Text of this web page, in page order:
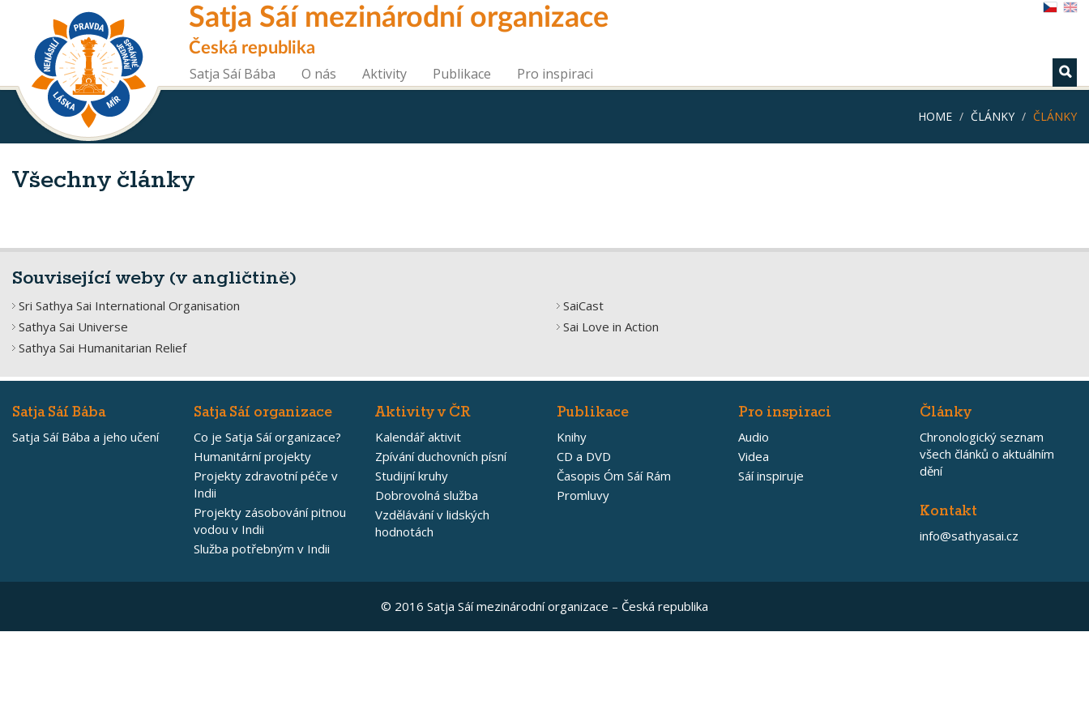
content
Satja Sáí mezinárodní organizace
Česká republika
Satja Sáí Bába
O nás Aktivity Publikace Pro inspiraci
HOME ČLÁNKY ČLÁNKY
Všechny články
Související weby (v angličtině)
Sri Sathya Sai International Organisation
Sathya Sai Universe
Sathya Sai Humanitarian Relief
SaiCast
Sai Love in Action
Satja Sáí Bába
Satja Sáí Bába a jeho učení
Satja Sáí organizace
Co je Satja Sáí organizace?
Humanitární projekty
Projekty zdravotní péče v
Indii
Projekty zásobování pitnou
vodou v Indii
Služba potřebným v Indii
Aktivity v ČR
Kalendář aktivit
Zpívání duchovních písní
Studijní kruhy
Dobrovolná služba
Vzdělávání v lidských
hodnotách
Publikace
Knihy
CD a DVD
Časopis Óm Sáí Rám
Promluvy
Pro inspiraci
Audio
Videa
Sáí inspiruje
Články
Chronologický seznam
všech článků o aktuálním
dění
Kontakt
info@sathyasai.cz
© 2016 Satja Sáí mezinárodní organizace – Česká republika